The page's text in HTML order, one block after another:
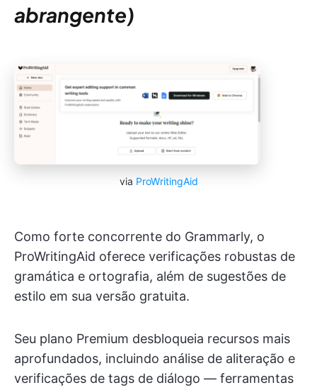
abrangente)
via ProWritingAid
Como forte concorrente do Grammarly, o
ProWritingAid oferece verificações robustas de
gramática e ortografia, além de sugestões de
estilo em sua versão gratuita.
Seu plano Premium desbloqueia recursos mais
aprofundados, incluindo análise de aliteração e
verificações de tags de diálogo — ferramentas